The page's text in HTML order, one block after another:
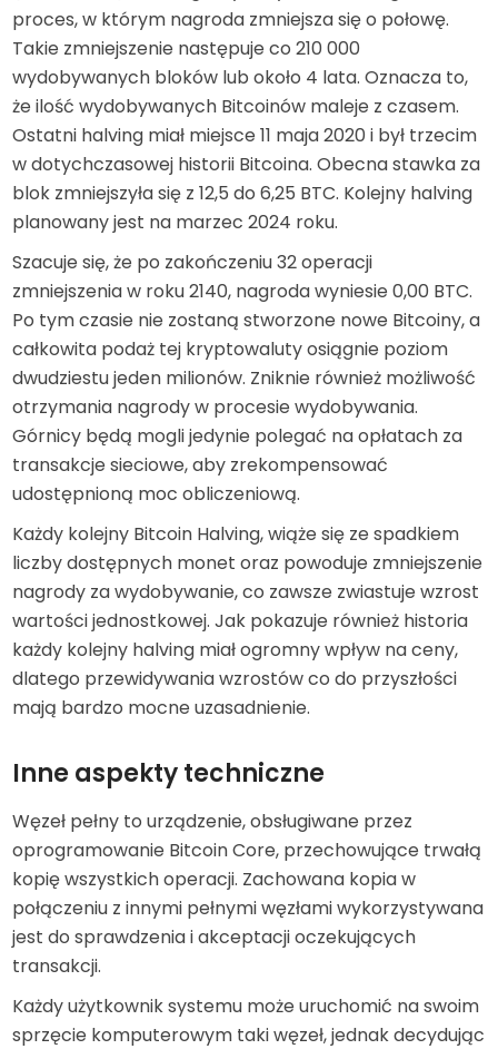
proces, w którym nagroda zmniejsza się o połowę.
Takie zmniejszenie następuje co 210 000
wydobywanych bloków lub około 4 lata. Oznacza to,
że ilość wydobywanych Bitcoinów maleje z czasem.
Ostatni halving miał miejsce 11 maja 2020 i był trzecim
w dotychczasowej historii Bitcoina. Obecna stawka za
blok zmniejszyła się z 12,5 do 6,25 BTC. Kolejny halving
planowany jest na marzec 2024 roku.
Szacuje się, że po zakończeniu 32 operacji
zmniejszenia w roku 2140, nagroda wyniesie 0,00 BTC.
Po tym czasie nie zostaną stworzone nowe Bitcoiny, a
całkowita podaż tej kryptowaluty osiągnie poziom
dwudziestu jeden milionów. Zniknie również możliwość
otrzymania nagrody w procesie wydobywania.
Górnicy będą mogli jedynie polegać na opłatach za
transakcje sieciowe, aby zrekompensować
udostępnioną moc obliczeniową.
Każdy kolejny Bitcoin Halving, wiąże się ze spadkiem
liczby dostępnych monet oraz powoduje zmniejszenie
nagrody za wydobywanie, co zawsze zwiastuje wzrost
wartości jednostkowej. Jak pokazuje również historia
każdy kolejny halving miał ogromny wpływ na ceny,
dlatego przewidywania wzrostów co do przyszłości
mają bardzo mocne uzasadnienie.
Inne aspekty techniczne
Węzeł pełny to urządzenie, obsługiwane przez
oprogramowanie Bitcoin Core, przechowujące trwałą
kopię wszystkich operacji. Zachowana kopia w
połączeniu z innymi pełnymi węzłami wykorzystywana
jest do sprawdzenia i akceptacji oczekujących
transakcji.
Każdy użytkownik systemu może uruchomić na swoim
sprzęcie komputerowym taki węzeł, jednak decydując